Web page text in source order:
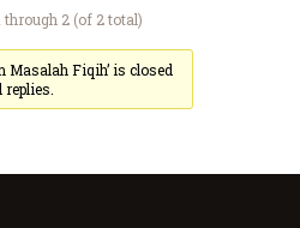
2 (of 2 total)
Masalah Fiqih’ is closed